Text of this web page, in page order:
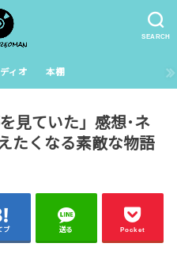
SEARCH
ィオ 本棚
見ていた」感想･ネ
たくなる素敵な物語
ブ 送る Pocket